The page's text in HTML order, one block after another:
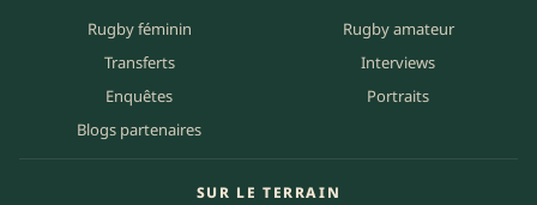
Rugby féminin
Rugby amateur
Transferts
Interviews
Enquêtes
Portraits
Blogs partenaires
SUR LE TERRAIN